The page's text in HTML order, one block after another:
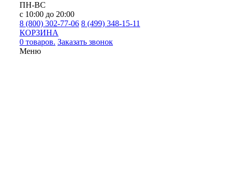
ПН-ВС
с 10:00 до 20:00
8 (800) 302-77-06 8 (499) 348-15-11
КОРЗИНА
0 товаров. Заказать звонок
Меню